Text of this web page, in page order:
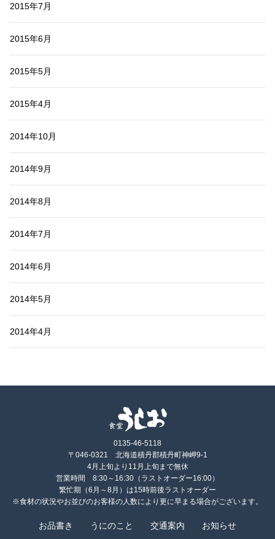
2015年7月
2015年6月
2015年5月
2015年4月
2014年10月
2014年9月
2014年8月
2014年7月
2014年6月
2014年5月
2014年4月
0135-46-5118
〒046-0321 北海道積丹郡積丹町神岬9-1
4月上旬より11月上旬まで無休
営業時間 8:30～16:30（ラストオーダー16:00）
繁忙期（6月～8月）は15時前後ラストオーダー
※食材の状況やお並びのお客様の人数により更に早まる場合がございます。
お品書き うにのこと 交通案内 お知らせ